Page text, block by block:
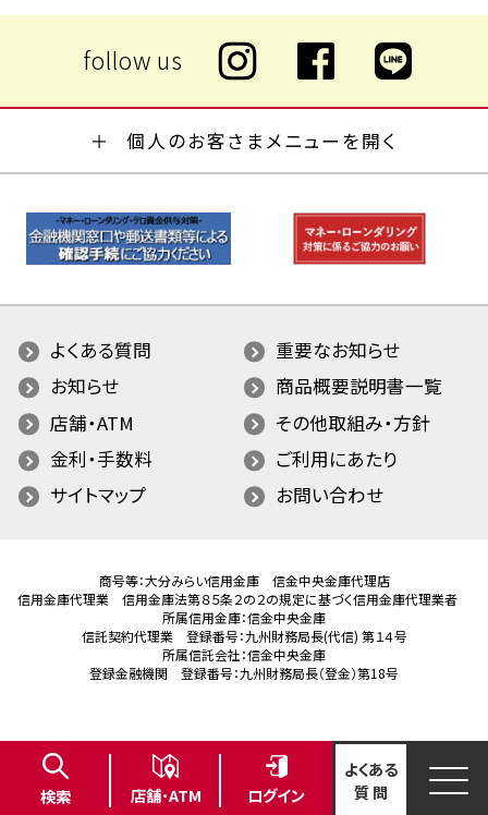
検索 店舗･ATM ログイン
よくある
質 問
個人のお客さまメニューを開く
よくある質問
重要なお知らせ
お知らせ
商品概要説明書一覧
店舗・ATM
その他取組み・方針
金利・手数料
ご利用にあたり
サイトマップ
お問い合わせ
商号等：大分みらい信用金庫 信金中央金庫代理店
信用金庫代理業 信用金庫法第８５条２の２の規定に基づく信用金庫代理業者
所属信用金庫：信金中央金庫
信託契約代理業 登録番号：九州財務局長(代信) 第１４号
所属信託会社：信金中央金庫
登録金融機関 登録番号：九州財務局長（登金）第18号